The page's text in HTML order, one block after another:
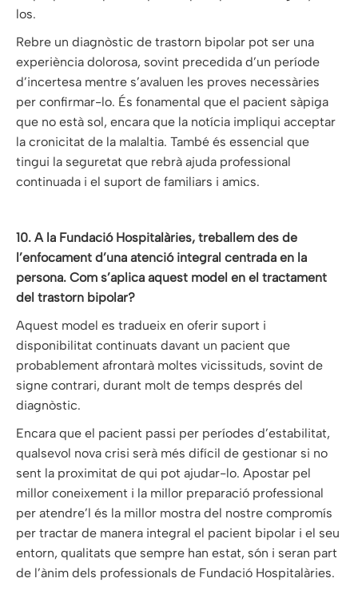
los.
Rebre un diagnòstic de trastorn bipolar pot ser una
experiència dolorosa, sovint precedida d’un període
d’incertesa mentre s’avaluen les proves necessàries
per confirmar-lo. És fonamental que el pacient sàpiga
que no està sol, encara que la notícia impliqui acceptar
la cronicitat de la malaltia. També és essencial que
tingui la seguretat que rebrà ajuda professional
continuada i el suport de familiars i amics.
10. A la Fundació Hospitalàries, treballem des de
l’enfocament d’una atenció integral centrada en la
persona. Com s’aplica aquest model en el tractament
del trastorn bipolar?
Aquest model es tradueix en oferir suport i
disponibilitat continuats davant un pacient que
probablement afrontarà moltes vicissituds, sovint de
signe contrari, durant molt de temps després del
diagnòstic.
Encara que el pacient passi per períodes d’estabilitat,
qualsevol nova crisi serà més difícil de gestionar si no
sent la proximitat de qui pot ajudar-lo. Apostar pel
millor coneixement i la millor preparació professional
per atendre’l és la millor mostra del nostre compromís
per tractar de manera integral el pacient bipolar i el seu
entorn, qualitats que sempre han estat, són i seran part
de l’ànim dels professionals de Fundació Hospitalàries.